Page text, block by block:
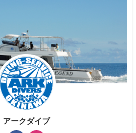
アークダイブ